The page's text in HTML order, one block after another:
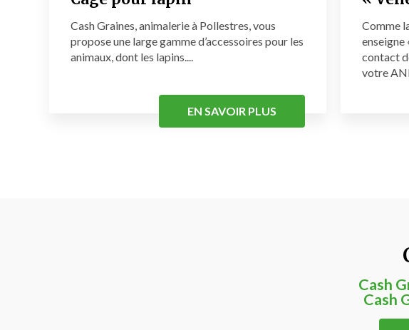
Cash Graines, animalerie à Pollestres, vous
propose une large gamme d’accessoires pour les
animaux, dont les lapins....
EN SAVOIR PLUS
Comme
enseigne
contact
votre
Cash
Cash